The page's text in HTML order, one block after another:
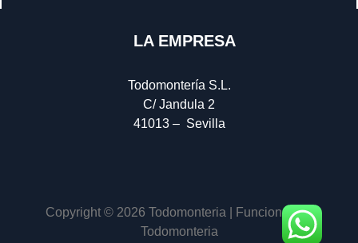
LA EMPRESA
Todomontería S.L.
C/ Jandula 2
41013 – Sevilla
Copyright © 2026 Todomonteria | Funciona con
Todomonteria